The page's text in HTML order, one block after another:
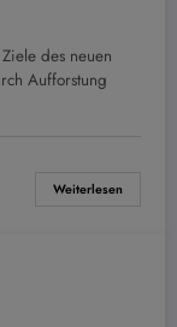
des neuen
Aufforstung
Weiterlesen